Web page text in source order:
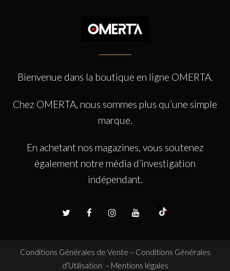
Bienvenue dans la boutique en ligne OMERTA.
Chez OMERTA, nous sommes plus qu’une simple
marque.
En achetant nos magazines, vous soutenez
également notre média d’investigation
indépendant.
Conditions Générales de Vente – Conditions Générales
d’Utilisation – Mentions légales